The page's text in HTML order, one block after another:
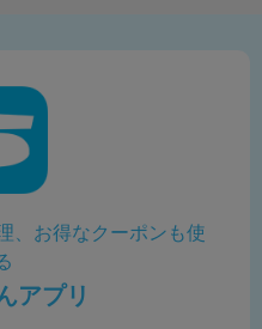
、お得なクーポンも使
アプリ